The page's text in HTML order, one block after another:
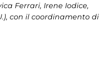
Ferrari, Irene Iodice,
con il coordinamento di